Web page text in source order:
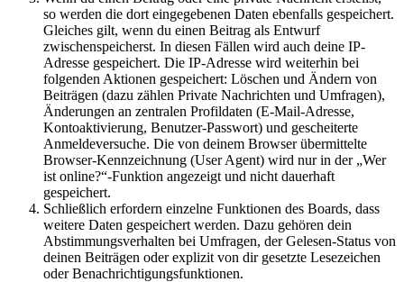
so werden die dort eingegebenen Daten ebenfalls gespeichert.
Gleiches gilt, wenn du einen Beitrag als Entwurf
zwischenspeicherst. In diesen Fällen wird auch deine IP-
Adresse gespeichert. Die IP-Adresse wird weiterhin bei
folgenden Aktionen gespeichert: Löschen und Ändern von
Beiträgen (dazu zählen Private Nachrichten und Umfragen),
Änderungen an zentralen Profildaten (E-Mail-Adresse,
Kontoaktivierung, Benutzer-Passwort) und gescheiterte
Anmeldeversuche. Die von deinem Browser übermittelte
Browser-Kennzeichnung (User Agent) wird nur in der „Wer
ist online?“-Funktion angezeigt und nicht dauerhaft
gespeichert.
Schließlich erfordern einzelne Funktionen des Boards, dass
weitere Daten gespeichert werden. Dazu gehören dein
Abstimmungsverhalten bei Umfragen, der Gelesen-Status von
deinen Beiträgen oder explizit von dir gesetzte Lesezeichen
oder Benachrichtigungsfunktionen.